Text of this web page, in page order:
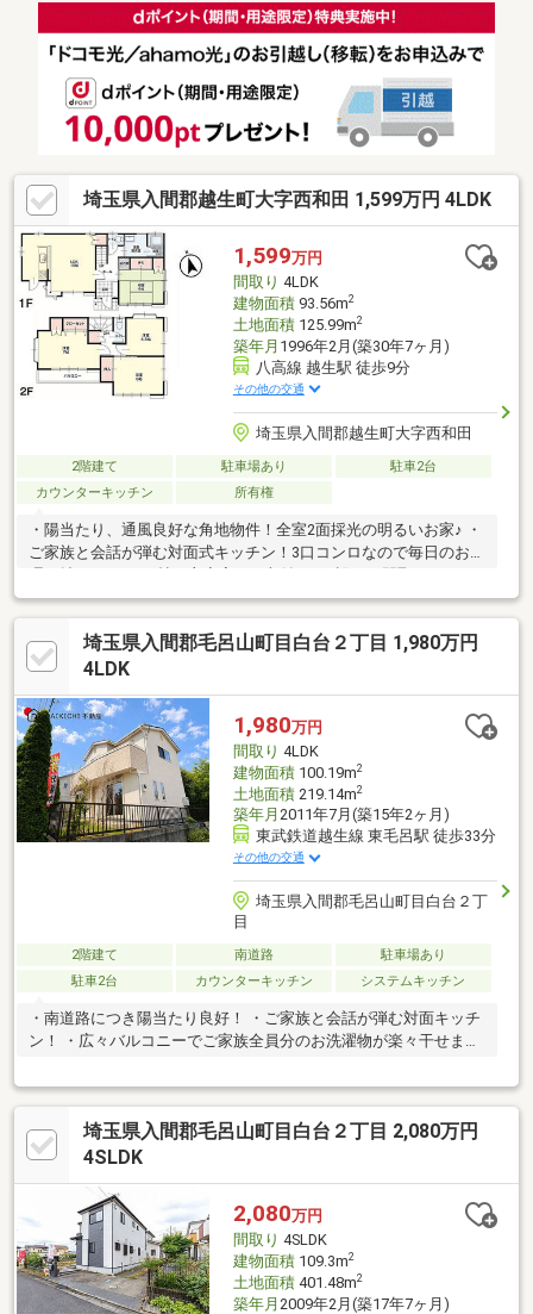
埼玉県入間郡越生町大字西和田 1,599万円 4LDK
1,599万円
間取り 4LDK
建物面積93.56m2
土地面積125.99m2
築年月 1996年2月(築30年7ヶ月)
八高線 越生駅 徒歩9分
その他の交通
埼玉県入間郡越生町大字西和田
2階建て 駐車場あり
駐車2台
カウンターキッチン
所有権
・陽当たり、通風良好な角地物件！全室2面採光の明るいお家♪ ・
ご家族と会話が弾む対面式キッチン！3口コンロなので毎日のお料
理も捗ります♪ ・7帖の主寝室には収納を2つ設けた間取り♪
埼玉県入間郡毛呂山町目白台２丁目 1,980万円
4LDK
1,980万円
間取り 4LDK
建物面積100.19m2
土地面積219.14m2
築年月 2011年7月(築15年2ヶ月)
東武鉄道越生線 東毛呂駅 徒歩33分
その他の交通
埼玉県入間郡毛呂山町目白台２丁
目
2階建て 南道路
駐車場あり
駐車2台
カウンターキッチン システムキッチン
・南道路につき陽当たり良好！ ・ご家族と会話が弾む対面キッチ
ン！ ・広々バルコニーでご家族全員分のお洗濯物が楽々干せます
埼玉県入間郡毛呂山町目白台２丁目 2,080万円
4SLDK
2,080万円
間取り 4SLDK
建物面積109.3m2
土地面積401.48m2
築年月 2009年2月(築17年7ヶ月)